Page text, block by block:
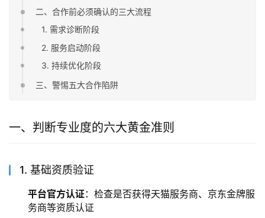
二、合作前必须确认的三大流程
1. 需求诊断阶段
2. 服务启动阶段
3. 持续优化阶段
三、警惕五大合作陷阱
一、判断专业度的六大黄金准则
1. 基础资质验证
平台官方认证：检查是否获得天猫服务商、京东金牌服
务商等资质认证